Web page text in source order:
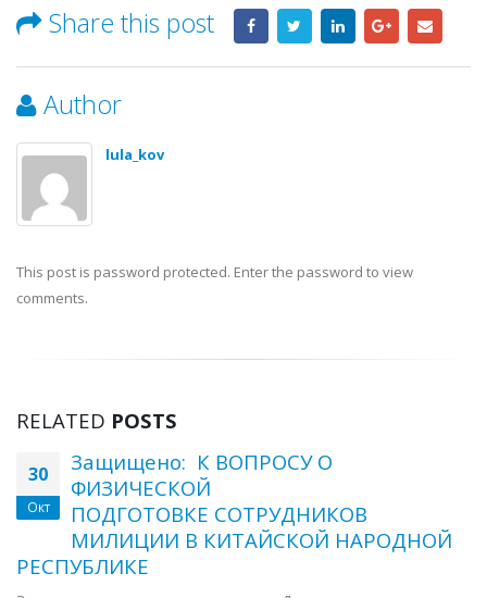
Share this post
Author
lula_kov
This post is password protected. Enter the password to view
comments.
RELATED POSTS
30
Окт
Защищено: К ВОПРОСУ О
ФИЗИЧЕСКОЙ
ПОДГОТОВКЕ СОТРУДНИКОВ
МИЛИЦИИ В КИТАЙСКОЙ НАРОДНОЙ
РЕСПУБЛИКЕ